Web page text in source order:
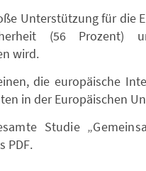
Unterstützung für die
(56 Prozent)
wird.
die europäische
in der Europäischen
Studie
PDF.